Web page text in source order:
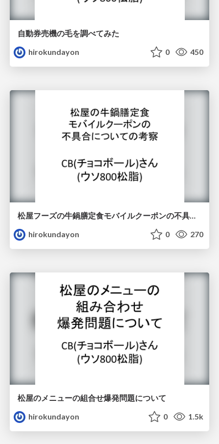
自動券売機の毛を調べてみた
hirokundayon
0 450
松屋フーズの牛鍋膳定食モバイルクーポンの不具合についての考察
hirokundayon
0 270
松屋のメニューの組合せ爆発問題について
hirokundayon
0 1.5k